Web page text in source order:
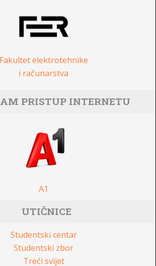
Fakultet elektrotehnike
i računarstva
PRISTUP INTERNETU
A1
UTIČNICE
Studentski centar
Studentski zbor
Treći svijet